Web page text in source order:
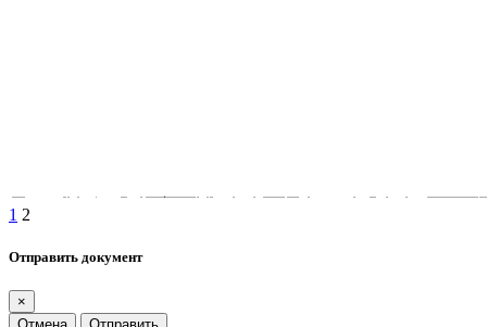
1 2
Отправить документ
×